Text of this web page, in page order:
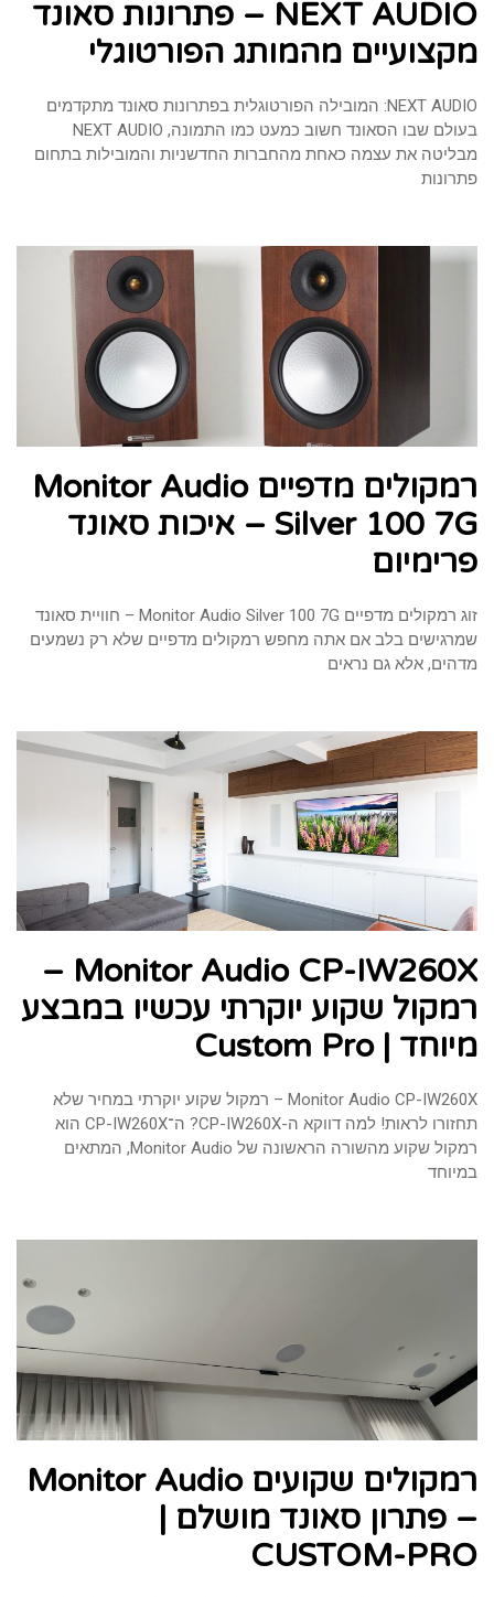
NEXT AUDIO – פתרונות סאונד
מקצועיים מהמותג הפורטוגלי
NEXT AUDIO: המובילה הפורטוגלית בפתרונות סאונד מתקדמים
בעולם שבו הסאונד חשוב כמעט כמו התמונה, NEXT AUDIO
מבליטה את עצמה כאחת מהחברות החדשניות והמובילות בתחום
פתרונות
רמקולים מדפיים Monitor Audio
Silver 100 7G – איכות סאונד
פרימיום
זוג רמקולים מדפיים Monitor Audio Silver 100 7G – חוויית סאונד
שמרגישים בלב אם אתה מחפש רמקולים מדפיים שלא רק נשמעים
מדהים, אלא גם נראים
Monitor Audio CP-IW260X –
רמקול שקוע יוקרתי עכשיו במבצע
מיוחד | Custom Pro
Monitor Audio CP-IW260X – רמקול שקוע יוקרתי במחיר שלא
תחזורו לראות! למה דווקא ה-CP-IW260X? ה־CP-IW260X הוא
רמקול שקוע מהשורה הראשונה של Monitor Audio, המתאים
במיוחד
רמקולים שקועים Monitor Audio
– פתרון סאונד מושלם |
CUSTOM-PRO